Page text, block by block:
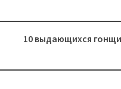
10 выдающихся